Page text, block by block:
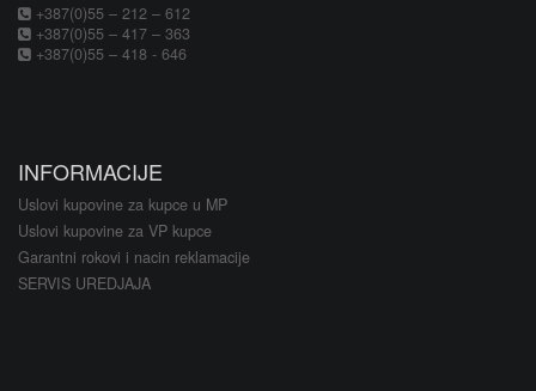
+387(0)55 – 212 – 612
+387(0)55 – 417 – 363
+387(0)55 – 418 - 646
INFORMACIJE
Uslovi kupovine za kupce u MP
Uslovi kupovine za VP kupce
Garantni rokovi i nacin reklamacije
SERVIS UREDJAJA